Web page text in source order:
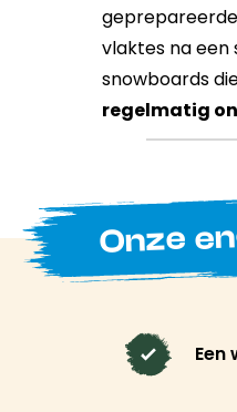
vlaktes na een
snowboards
regelmatig
prestaties
de
Het team
Heb je een
Onze
Een